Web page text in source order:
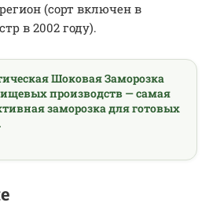
(сорт включен в
в 2002 году).
Шоковая Заморозка
производств — самая
заморозка для готовых